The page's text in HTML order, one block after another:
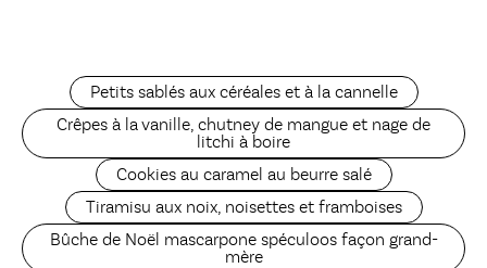
Petits sablés aux céréales et à la cannelle
Crêpes à la vanille, chutney de mangue et nage de
litchi à boire
Cookies au caramel au beurre salé
Tiramisu aux noix, noisettes et framboises
Bûche de Noël mascarpone spéculoos façon grand-
mère